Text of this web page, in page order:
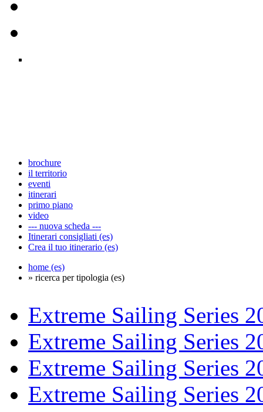
brochure
il territorio
eventi
itinerari
primo piano
video
--- nuova scheda ---
Itinerari consigliati (es)
Crea il tuo itinerario (es)
home (es)
» ricerca per tipologia (es)
Extreme Sailing Series
Extreme Sailing Series
Extreme Sailing Series
Extreme Sailing Series